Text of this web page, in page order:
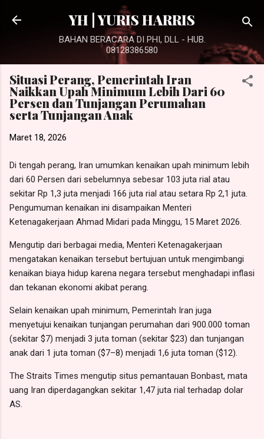
Langsung ke konten utama
YH | YURIS HARRIS
BAHAN BERACARA DI PHI, DLL - HUB.
08128386580
Situasi Perang, Pemerintah Iran
Naikkan Upah Minimum Lebih Dari 60
Persen dan Tunjangan Perumahan
serta Tunjangan Anak
Maret 18, 2026
Di tengah perang, Iran umumkan kenaikan upah minimum lebih
dari 60 Persen dari sebelumnya sebesar 103 juta rial atau
sekitar Rp 1,3 juta menjadi 166 juta rial atau setara Rp 2,1 juta.
Pengumuman kenaikan ini disampaikan Menteri
Ketenagakerjaan Ahmad Midari pada Minggu, 15 Maret 2026.
Mengutip dari berbagai media, Menteri Ketenagakerjaan
mengatakan kenaikan tersebut bertujuan untuk mengimbangi
kenaikan biaya hidup karena negara tersebut menghadapi inflasi
dan tekanan ekonomi akibat perang.
Selain kenaikan upah minimum, Pemerintah Iran juga
menyetujui kenaikan tunjangan perumahan dari 900.000 toman
(sekitar $7) menjadi 3 juta toman (sekitar $23) dan tunjangan
anak dari 1 juta toman ($7–8) menjadi 1,6 juta toman ($12).
The Straits Times mengutip situs pemantauan Bonbast, mata
uang Iran diperdagangkan sekitar 1,47 juta rial terhadap dolar
AS.